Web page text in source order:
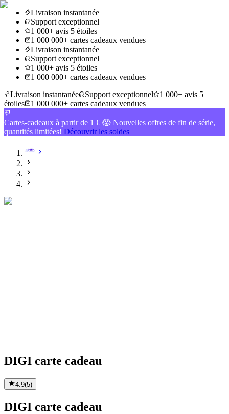
Livraison instantanée
Support exceptionnel
1 000+ avis 5 étoiles
1 000 000+ cartes cadeaux vendues
Livraison instantanée
Support exceptionnel
1 000+ avis 5 étoiles
1 000 000+ cartes cadeaux vendues
Livraison instantanée
Support exceptionnel
1 000+ avis 5
étoiles
1 000 000+ cartes cadeaux vendues
Cartes-cadeaux à partir de 1 € 😱 Nouvelles offres de fin de série,
quantités limitées! Découvrir les soldes
DIGI carte cadeau
4.9(5)
DIGI carte cadeau